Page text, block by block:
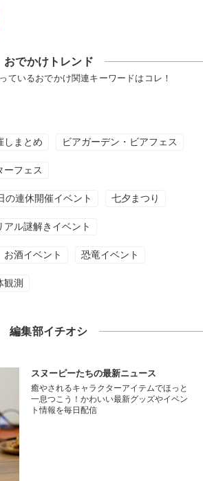
おでかけトレンド
ているおでかけ関連キーワードはコレ！
しまとめ ビアガーデン・ビアフェス
ーフェス
の連休開催イベント 七夕まつり
アル謎解きイベント
お酒イベント 恐竜イベント
観測
編集部イチオシ
スヌーピーたちの最新ニュース
癒やされるキャラクターアイテムでほっと
一息つこう！かわいい最新グッズやイベン
ト情報を毎日配信